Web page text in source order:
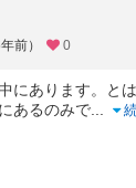
前） 0
にあります。と
あるのみで